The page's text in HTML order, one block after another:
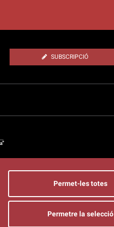
Permet-les totes
Permetre la selecció
SUBSCRIPCIÓ